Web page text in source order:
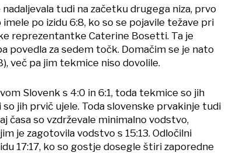
tudi na začetku drugega niza, prvo
po izidu 6:8, ko so se pojavile težave pri
reprezentantke Caterine Bosetti. Ta je
povedla za sedem točk. Domačim se je nato
več pa jim tekmice niso dovolile.
Slovenk s 4:0 in 6:1, toda tekmice so jih
jih prvič ujele. Toda slovenske prvakinje tudi
časa so vzdrževale minimalno vodstvo,
je zagotovila vodstvo s 15:13. Odločilni
17:17, ko so gostje dosegle štiri zaporedne